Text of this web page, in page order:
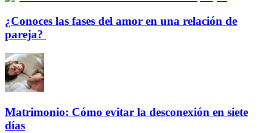
¿Conoces las fases del amor en una relación de
pareja?
Matrimonio: Cómo evitar la desconexión en siete
días